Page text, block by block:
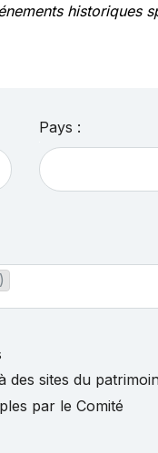
historiques
Pays :
des sites du
par le Comité